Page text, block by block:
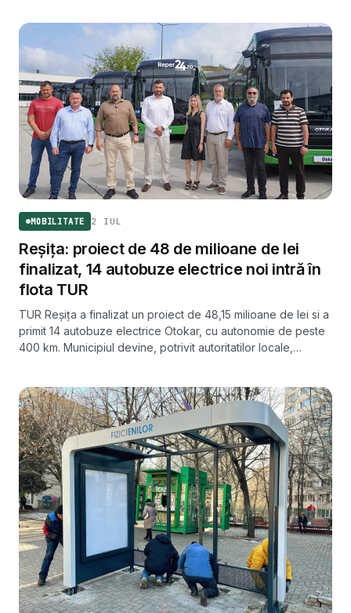
MOBILITATE 2 IUL
Reșița: proiect de 48 de milioane de lei
finalizat, 14 autobuze electrice noi intră în
flota TUR
TUR Reșița a finalizat un proiect de 48,15 milioane de lei si a
primit 14 autobuze electrice Otokar, cu autonomie de peste
400 km. Municipiul devine, potrivit autoritatilor locale,